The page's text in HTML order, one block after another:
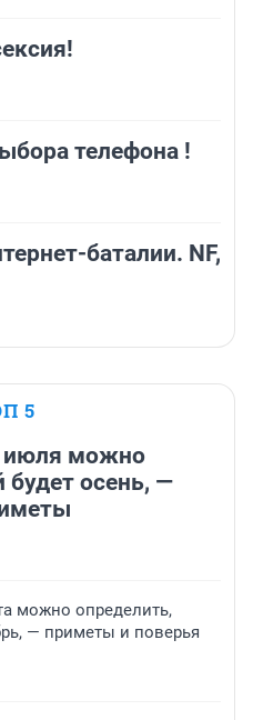
телефона !
баталии. NF,
5
июля можно
будет осень, —
можно определить,
— приметы и поверья